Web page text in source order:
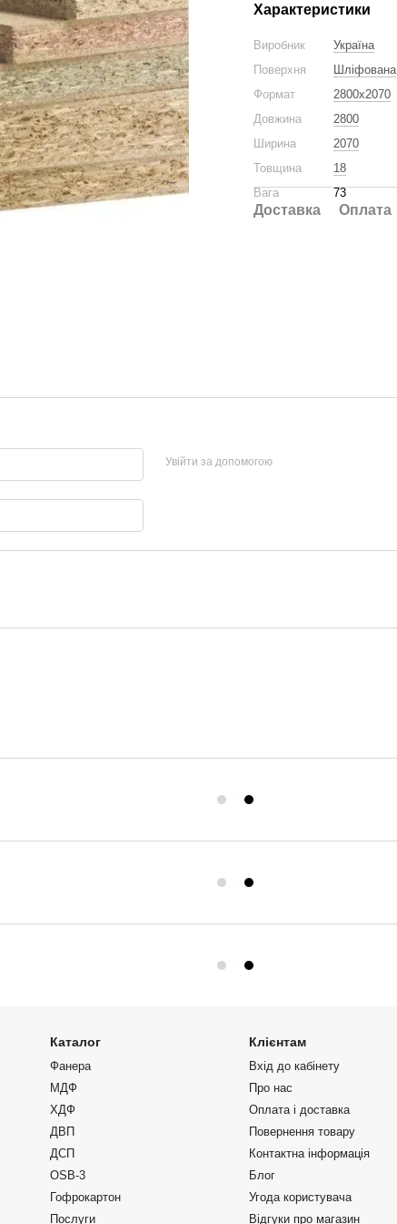
Характеристики
Виробник
Україна
Поверхня
Шліфована
Формат
2800x2070
Довжина
2800
Ширина
2070
Товщина
18
Вага
73
Доставка Оплата
Увійти за допомогою
Каталог
Фанера
МДФ
ХДФ
ДВП
ДСП
OSB-3
Гофрокартон
Послуги
Клієнтам
Вхід до кабінету
Про нас
Оплата і доставка
Повернення товару
Контактна інформація
Блог
Угода користувача
Відгуки про магазин